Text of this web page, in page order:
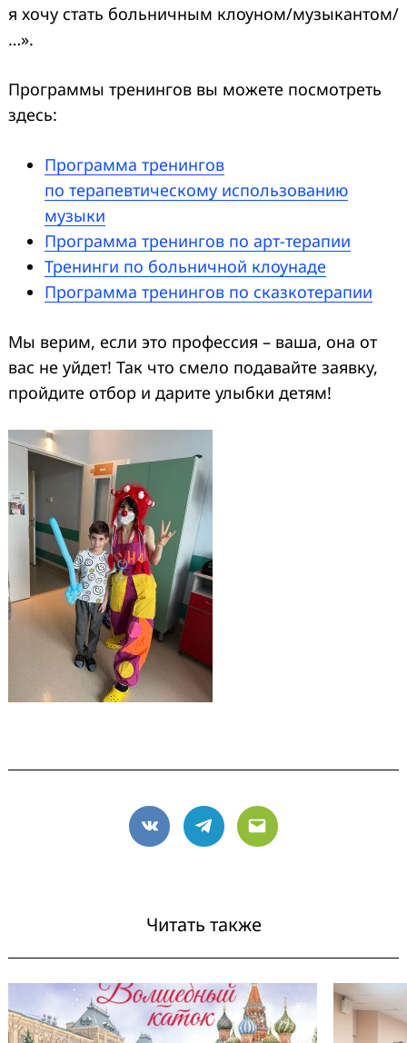
я хочу стать больничным клоуном/музыкантом/
…».
Программы тренингов вы можете посмотреть
здесь:
Программа тренингов
по терапевтическому использованию
музыки
Программа тренингов по арт-терапии
Тренинги по больничной клоунаде
Программа тренингов по сказкотерапии
Мы верим, если это профессия – ваша, она от
вас не уйдет! Так что смело подавайте заявку,
пройдите отбор и дарите улыбки детям!
VK Telegram
Email
Читать также